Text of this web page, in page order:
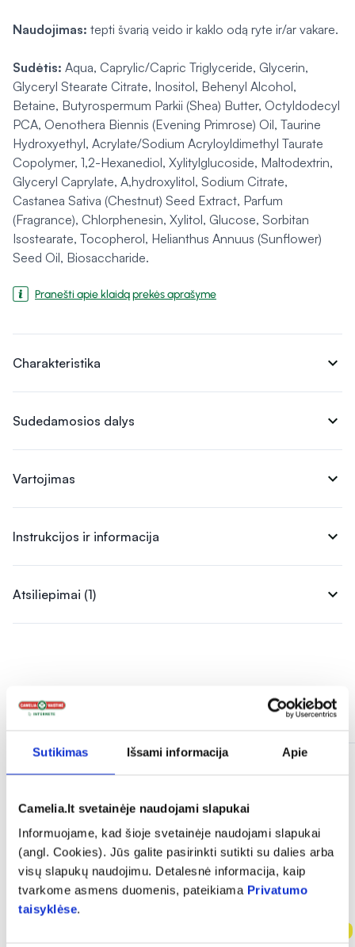
Sutikimas Išsami informacija Apie
Camelia.lt svetainėje naudojami slapukai
Informuojame, kad šioje svetainėje naudojami slapukai
(angl. Cookies). Jūs galite pasirinkti sutikti su dalies arba
visų slapukų naudojimu. Detalesnė informacija, kaip
tvarkome asmens duomenis, pateikiama Privatumo
taisyklėse.
Naudojimas: tepti švarią veido ir kaklo odą ryte ir/ar vakare.
Sudėtis: Aqua, Caprylic/Capric Triglyceride, Glycerin,
Glyceryl Stearate Citrate, Inositol, Behenyl Alcohol,
Betaine, Butyrospermum Parkii (Shea) Butter, Octyldodecyl
PCA, Oenothera Biennis (Evening Primrose) Oil, Taurine
Hydroxyethyl, Acrylate/Sodium Acryloyldimethyl Taurate
Copolymer, 1,2-Hexanediol, Xylitylglucoside, Maltodextrin,
Glyceryl Caprylate, A,hydroxylitol, Sodium Citrate,
Castanea Sativa (Chestnut) Seed Extract, Parfum
(Fragrance), Chlorphenesin, Xylitol, Glucose, Sorbitan
Isostearate, Tocopherol, Helianthus Annuus (Sunflower)
Seed Oil, Biosaccharide.
Pranešti apie klaidą prekės aprašyme
Charakteristika expand_more
Sudedamosios dalys expand_more
Vartojimas expand_more
Instrukcijos ir informacija expand_more
Atsiliepimai (1) expand_more
Panašios prekės